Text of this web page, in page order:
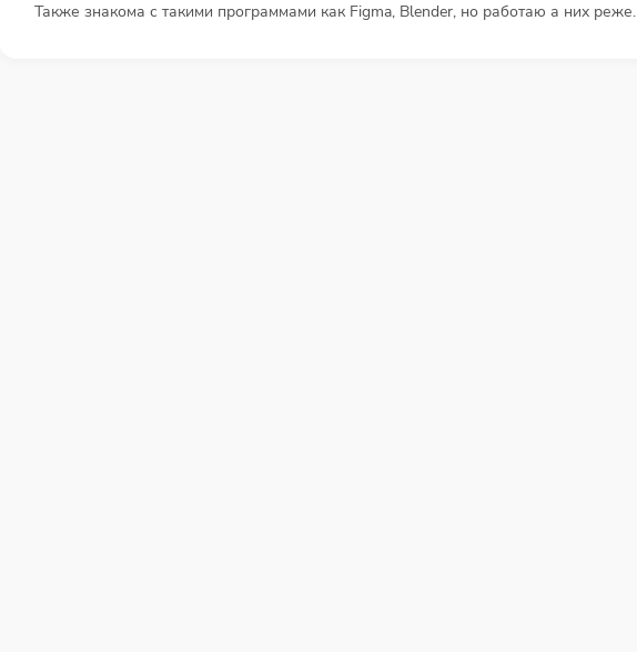
Также знакома с такими программами как Figma, Blender, но работаю а них реже.